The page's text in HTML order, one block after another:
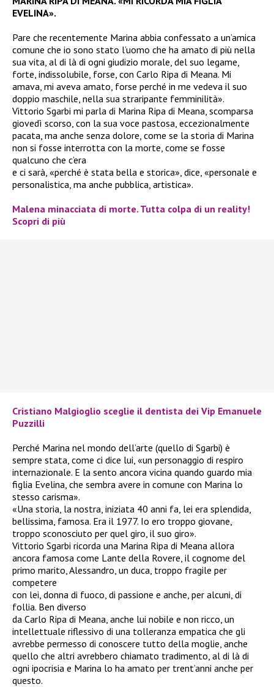
EVELINA».
Pare che recentemente Marina abbia confessato a un’amica
comune che io sono stato l’uomo che ha amato di più nella
sua vita, al di là di ogni giudizio morale, del suo legame,
forte, indissolubile, forse, con Carlo Ripa di Meana. Mi
amava, mi aveva amato, forse perché in me vedeva il suo
doppio maschile, nella sua straripante femminilità».
Vittorio Sgarbi mi parla di Marina Ripa di Meana, scomparsa
giovedì scorso, con la sua voce pastosa, eccezionalmente
pacata, ma anche senza dolore, come se la storia di Marina
non si fosse interrotta con la morte, come se fosse
qualcuno che c’era
e ci sarà, «perché è stata bella e storica», dice, «personale e
personalistica, ma anche pubblica, artistica».
Malena minacciata di morte. Tutta colpa di un reality!
Scopri di più
Cristiano Malgioglio sceglie il dentista dei Vip Emanuele
Puzzilli
Perché Marina nel mondo dell’arte (quello di Sgarbi) è
sempre stata, come ci dice lui, «un personaggio di respiro
internazionale. E la sento ancora vicina quando guardo mia
figlia Evelina, che sembra avere in comune con Marina lo
stesso carisma».
«Una storia, la nostra, iniziata 40 anni fa, lei era splendida,
bellissima, famosa. Era il 1977. Io ero troppo giovane,
troppo sconosciuto per quel giro, il suo giro».
Vittorio Sgarbi ricorda una Marina Ripa di Meana allora
ancora famosa come Lante della Rovere, il cognome del
primo marito, Alessandro, un duca, troppo fragile per
competere
con lei, donna di fuoco, di passione e anche, per alcuni, di
follia. Ben diverso
da Carlo Ripa di Meana, anche lui nobile e non ricco, un
intellettuale riflessivo di una tolleranza empatica che gli
avrebbe permesso di conoscere tutto della moglie, anche
quello che altri avrebbero chiamato tradimento, al di là di
ogni ipocrisia e Marina lo ha amato per trent’anni anche per
questo.